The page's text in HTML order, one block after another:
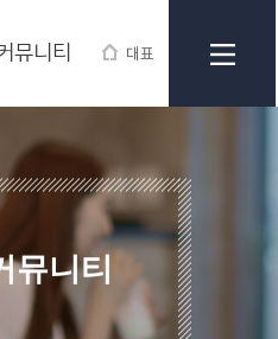
대표
뮤니티
뮤니티